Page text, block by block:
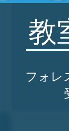
教
フォレ